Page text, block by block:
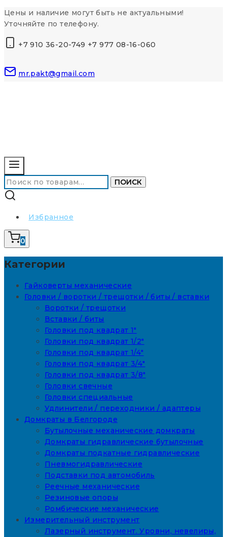
Перейти
к
Цены и наличие могут быть не актуальными!
Уточняйте по телефону.
+7 910 36-20-749 +7 977 08-16-060
mr.pakt@gmail.com
Искать: ПОИСК
Избранное
0
Категории
Гайковерты механические
Головки / воротки / трещотки / биты / вставки
Воротки / трещотки
Вставки / биты
Головки под квадрат 1"
Головки под квадрат 1/2"
Головки под квадрат 1/4"
Головки под квадрат 3/4"
Головки под квадрат 3/8"
Головки свечные
Головки специальные
Удлинители / переходники / адаптеры
Домкраты в Белгороде
Бутылочные механические домкраты
Домкраты гидравлические бутылочные
Домкраты подкатные гидравлические
Пневмогидравлические
Подставки под автомобиль
Реечные механические
Резиновые опоры
Ромбические механические
Измерительный инструмент
Лазерный инструмент. Уровни, невелиры,